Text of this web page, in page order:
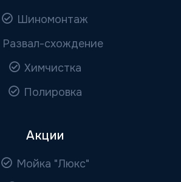
Шиномонтаж
Развал-схождение
Химчистка
Полировка
Акции
Мойка "Люкс"